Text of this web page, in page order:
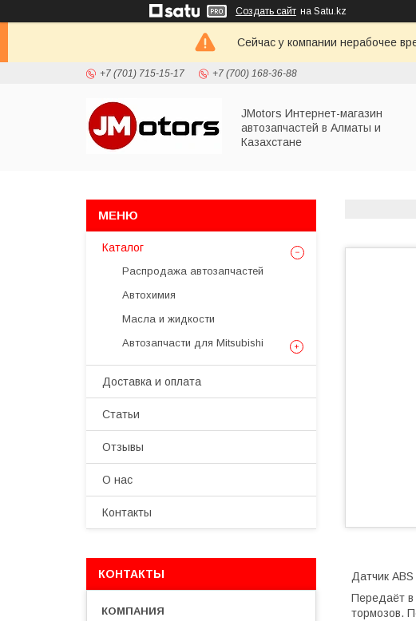
Создать сайт на Satu.kz
Сейчас у компании нерабочее
+7 (701) 715-15-17 +7 (700) 168-36-88
JMotors Интернет-магазин
автозапчастей в Алматы и
Казахстане
Датчик
Передаёт в
тормозов.
Каталог
Распродажа автозапчастей
Автохимия
Масла и жидкости
Автозапчасти для Mitsubishi
Доставка и оплата
Статьи
Отзывы
О нас
Контакты
КОНТАКТЫ